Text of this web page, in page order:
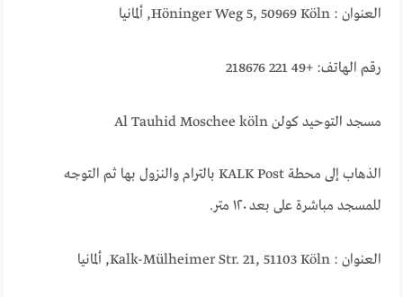
العنوان : Höninger Weg 5, 50969 Köln, ألمانيا
رقم الهاتف: +49 221 218676
مسجد التوحيد كولن Al Tauhid Moschee köln
الذهاب إلى محطة KALK Post بالترام والنزول بها ثم التوجه
للمسجد مباشرة على بعد ١٢٠ متر.
العنوان : Kalk-Mülheimer Str. 21, 51103 Köln, ألمانيا